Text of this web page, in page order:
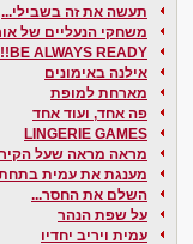
תעשה את זה בשבילי...
משחקי הנעליים של
BE ALWAYS READY!!!
אילנה באימונים
מארחת למופת
פה אחד, ועוד אחד
LINGERIE GAMES
מראה מראה שעל
מענגת את עמית
השלם את החסר...
על שפת הנהר
עמית ויריב יחדיו